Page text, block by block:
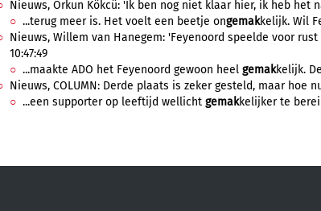
Nieuws, Orkun Kökcü: 'Ik ben nog niet klaar hier, ik heb het
...terug meer is. Het voelt een beetje ongemakkelijk. Wil
Nieuws, Willem van Hanegem: 'Feyenoord speelde voor
10:47:49
...maakte ADO het Feyenoord gewoon heel gemakkelijk.
Nieuws, COLUMN: Derde plaats is zeker gesteld, maar hoe
...een supporter op leeftijd wellicht gemakkelijker te